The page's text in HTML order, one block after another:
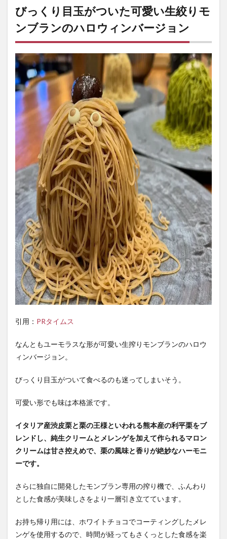
ンブ
のハ
バー
ジョ
ンは
一か
月だ
けの
期間
限定
りモ
ンブ
ラン
の4
つの
フレ
ーバ
ー
4
生搾
りモ
ンブ
ラン
ハロ
ウィ
ージ
売情
報
びっくり目玉がついた可愛い生絞りモ
ンブランのハロウィンバージョン
引用： PRタイムス
なんともユーモラスな形が可愛い生搾りモンブランのハロウ
ィンバージョン。
びっくり目玉がついて食べるのも迷ってしまいそう。
可愛い形でも味は本格派です。
イタリア産渋皮栗と栗の王様といわれる熊本産の利平栗をブ
レンドし、純生クリームとメレンゲを加えて作られるマロン
クリームは甘さ控えめで、栗の風味と香りが絶妙なハーモニ
ーです。
さらに独自に開発したモンブラン専用の搾り機で、ふんわり
とした食感が美味しさをより一層引き立てています。
お持ち帰り用には、ホワイトチョコでコーティングしたメレ
ンゲを使用するので、時間が経ってもさくっとした食感を楽